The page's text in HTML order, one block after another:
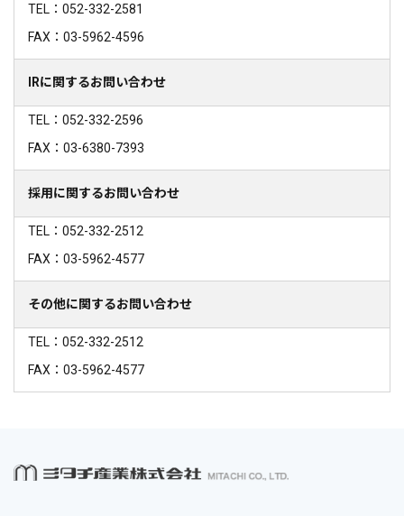
TEL：052-332-2581
FAX：03-5962-4596
IRに関するお問い合わせ
TEL：052-332-2596
FAX：03-6380-7393
採用に関するお問い合わせ
TEL：052-332-2512
FAX：03-5962-4577
その他に関するお問い合わせ
TEL：052-332-2512
FAX：03-5962-4577